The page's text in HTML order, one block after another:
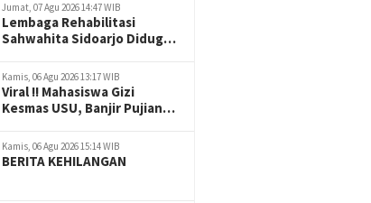
Jumat, 07 Agu 2026 14:47 WIB
Lembaga Rehabilitasi
Sahwahita Sidoarjo Diduga
ke Rekening Perorangan
Kamis, 06 Agu 2026 13:17 WIB
Viral !! Mahasiswa Gizi
Kesmas USU, Banjir Pujian
International Dari Rp.70
Ribu Refeensi Akademik
Kamis, 06 Agu 2026 15:14 WIB
BERITA KEHILANGAN